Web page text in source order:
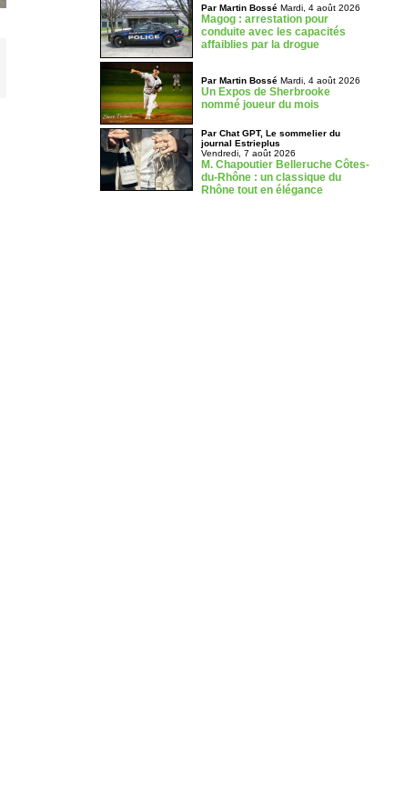
Par Martin BosséMardi, 4 août 2026
Magog : arrestation pour
conduite avec les capacités
affaiblies par la drogue
Par Martin BosséMardi, 4 août 2026
Un Expos de Sherbrooke
nommé joueur du mois
Par Chat GPT, Le sommelier du
journal Estrieplus
Vendredi, 7 août 2026
M. Chapoutier Belleruche Côtes-
du-Rhône : un classique du
Rhône tout en élégance